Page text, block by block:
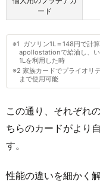
ード
※1 ガソリン1L＝148円で計
apollostationで給油し、い
1Lを利用した時
※2 家族カードでプライオリ
まで使用可能
この通り、それぞれ
ちらのカードがより
す。
性能の違いを細かく